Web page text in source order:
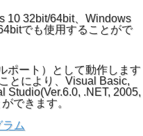
10 32bit/64bit、Windows
でも使用することがで
ポート）として動作します
とにより、Visual Basic,
Studio(Ver.6.0, .NET, 2005,
できます。
ム